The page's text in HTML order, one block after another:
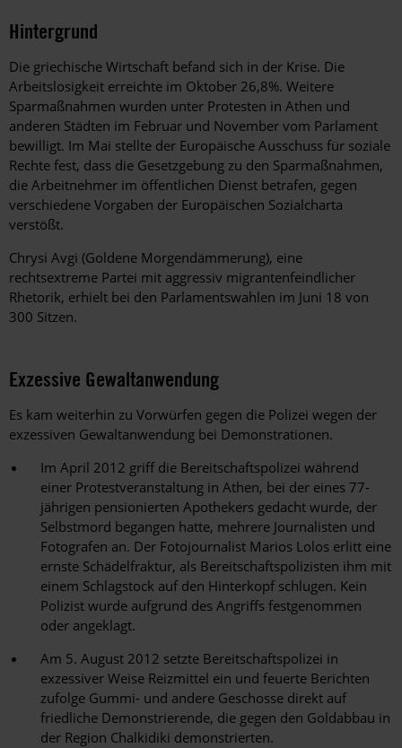
Hintergrund
Die griechische Wirtschaft befand sich in der Krise. Die
Arbeitslosigkeit erreichte im Oktober 26,8%. Weitere
Sparmaßnahmen wurden unter Protesten in Athen und
anderen Städten im Februar und November vom Parlament
bewilligt. Im Mai stellte der Europäische Ausschuss für soziale
Rechte fest, dass die Gesetzgebung zu den Sparmaßnahmen,
die Arbeitnehmer im öffentlichen Dienst betrafen, gegen
verschiedene Vorgaben der Europäischen Sozialcharta
verstößt.
Chrysi Avgi (Goldene Morgendämmerung), eine
rechtsextreme Partei mit aggressiv migrantenfeindlicher
Rhetorik, erhielt bei den Parlamentswahlen im Juni 18 von
300 Sitzen.
Exzessive Gewaltanwendung
Es kam weiterhin zu Vorwürfen gegen die Polizei wegen der
exzessiven Gewaltanwendung bei Demonstrationen.
Im April 2012 griff die Bereitschaftspolizei während
einer Protestveranstaltung in Athen, bei der eines 77-
jährigen pensionierten Apothekers gedacht wurde, der
Selbstmord begangen hatte, mehrere Journalisten und
Fotografen an. Der Fotojournalist Marios Lolos erlitt eine
ernste Schädelfraktur, als Bereitschaftspolizisten ihm mit
einem Schlagstock auf den Hinterkopf schlugen. Kein
Polizist wurde aufgrund des Angriffs festgenommen
oder angeklagt.
Am 5. August 2012 setzte Bereitschaftspolizei in
exzessiver Weise Reizmittel ein und feuerte Berichten
zufolge Gummi- und andere Geschosse direkt auf
friedliche Demonstrierende, die gegen den Goldabbau in
der Region Chalkidiki demonstrierten.